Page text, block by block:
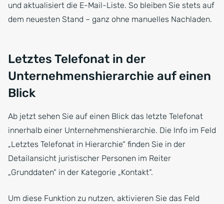
und aktualisiert die E-Mail-Liste. So bleiben Sie stets auf
dem neuesten Stand – ganz ohne manuelles Nachladen.
Letztes Telefonat in der
Unternehmenshierarchie auf einen
Blick
Ab jetzt sehen Sie auf einen Blick das letzte Telefonat
innerhalb einer Unternehmenshierarchie. Die Info im Feld
„Letztes Telefonat in Hierarchie“ finden Sie in der
Detailansicht juristischer Personen im Reiter
„Grunddaten“ in der Kategorie „Kontakt“.
Um diese Funktion zu nutzen, aktivieren Sie das Feld